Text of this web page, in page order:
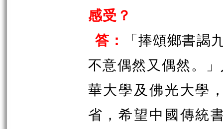
感受？
答：
「捧頌鄉書謁
不意偶然又偶然。
華大學及佛光大學
省，希望中國傳統